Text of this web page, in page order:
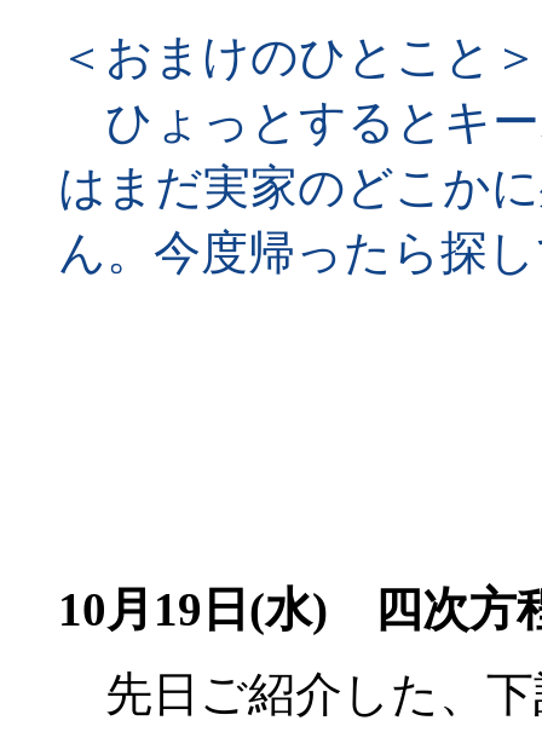
＜おまけのひとこと＞
ひょっとするとキ
はまだ実家のどこか
ん。今度帰ったら探
10月19日(水) 四次方
先日ご紹介した、